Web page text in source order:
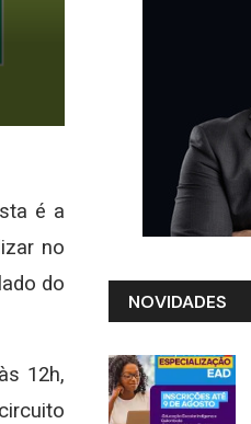
é a
no
do
12h,
NOVIDADES